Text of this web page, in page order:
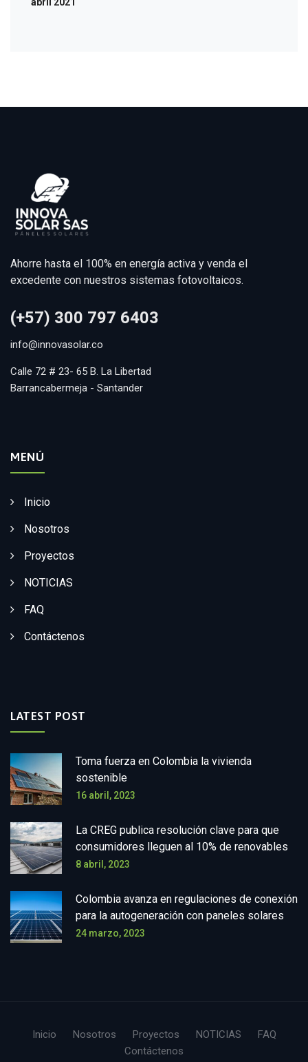
Ahorre hasta el 100% en energía activa y venda el
excedente con nuestros sistemas fotovoltaicos.
(+57) 300 797 6403
info@innovasolar.co
Calle 72 # 23- 65 B. La Libertad
Barrancabermeja - Santander
MENÚ
Inicio
Nosotros
Proyectos
NOTICIAS
FAQ
Contáctenos
LATEST POST
Toma fuerza en Colombia la vivienda
sostenible
16 abril, 2023
La CREG publica resolución clave para que
consumidores lleguen al 10% de renovables
8 abril, 2023
Colombia avanza en regulaciones de conexión
para la autogeneración con paneles solares
24 marzo, 2023
Inicio Nosotros Proyectos NOTICIAS
FAQ
Contáctenos